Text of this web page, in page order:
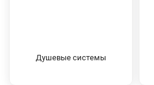
Душевые системы